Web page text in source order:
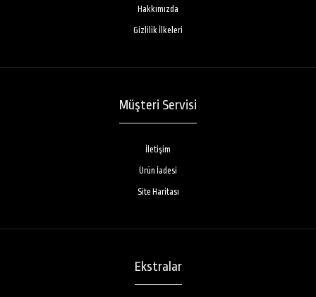
Hakkımızda
Gizlilik İlkeleri
Müşteri Servisi
İletişim
Ürün İadesi
Site Haritası
Ekstralar